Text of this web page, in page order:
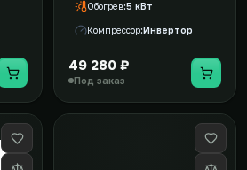
Обогрев 5 кВт
Компрессор Инвертор
49 280 ₽
Под заказ